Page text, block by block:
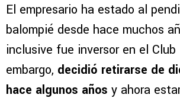
El empresario ha estado al
balompié desde hace muchos
inclusive fue inversor en el Club
embargo, decidió retirarse de
hace algunos años y ahora